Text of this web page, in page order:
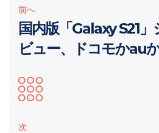
前へ
国内版「Galaxy S21
ビュー、ドコモかau
次